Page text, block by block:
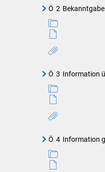
Ö 2
Ö 3 Information
Ö 4 Information